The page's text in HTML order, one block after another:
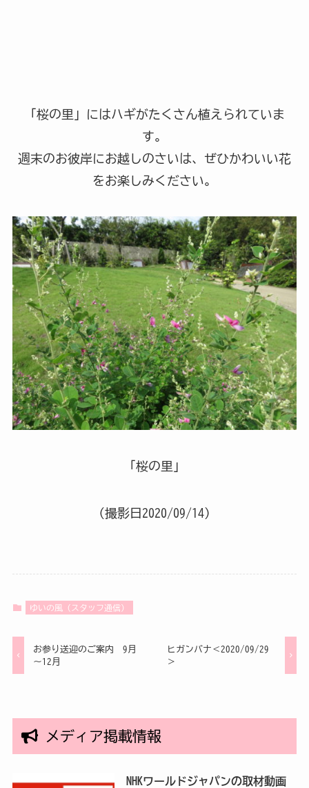
「桜の里」にはハギがたくさん植えられていま
す。
週末のお彼岸にお越しのさいは、ぜひかわいい花
をお楽しみください。
「桜の里」
（撮影日2020/09/14）
ゆいの風（スタッフ通信）
お参り送迎のご案内 9月
～12月
ヒガンバナ＜2020/09/29
＞
メディア掲載情報
NHKワールドジャパンの取材動画